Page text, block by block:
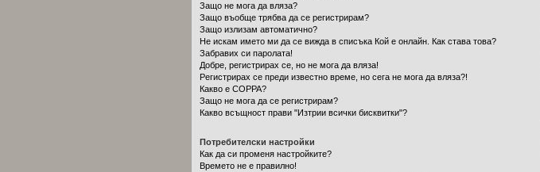
Защо не мога да вляза?
Защо въобще трябва да се регистрирам?
Защо излизам автоматично?
Не искам името ми да се вижда в списъка Кой е онлайн. Как става това?
Забравих си паролата!
Добре, регистрирах се, но не мога да вляза!
Регистрирах се преди известно време, но сега не мога да вляза?!
Какво е COPPA?
Защо не мога да се регистрирам?
Какво всъщност прави "Изтрии всички бисквитки"?
Потребителски настройки
Как да си променя настройките?
Времето не е правилно!